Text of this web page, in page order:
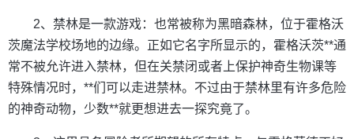
2、禁林是一款游戏：也常被称为黑暗森林，位于霍格沃
茨魔法学校场地的边缘。正如它名字所显示的，霍格沃茨**通
常不被允许进入禁林，但在关禁闭或者上保护神奇生物课等
特殊情况时，**们可以走进禁林。不过由于禁林里有许多危险
的神奇动物，少数**就更想进去一探究竟了。